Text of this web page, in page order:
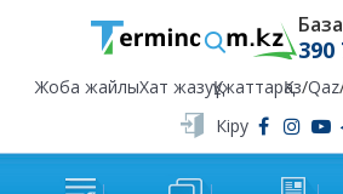
390
Жоба жайлыХат жазуҚұжаттарҚаз/Qaz
Кіру